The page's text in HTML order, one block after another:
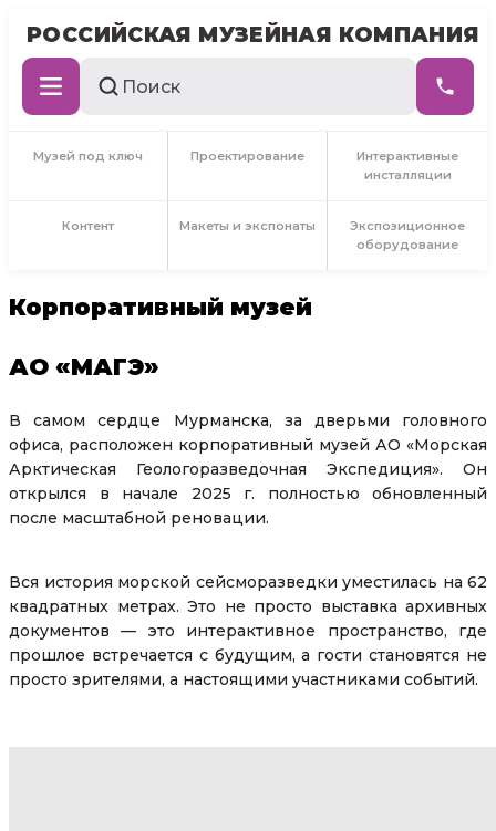
РОССИЙСКАЯ МУЗЕЙНАЯ КОМПАНИЯ
Музей под ключ Проектирование
Интерактивные
инсталляции
Контент Макеты и экспонаты
Экспозиционное
оборудование
Корпоративный музей
АО «МАГЭ»
В самом сердце Мурманска, за дверьми головного
офиса, расположен корпоративный музей АО «Морская
Арктическая Геологоразведочная Экспедиция». Он
открылся в начале 2025 г. полностью обновленный
после масштабной реновации.
Вся история морской сейсморазведки уместилась на 62
квадратных метрах. Это не просто выставка архивных
документов — это интерактивное пространство, где
прошлое встречается с будущим, а гости становятся не
просто зрителями, а настоящими участниками событий.